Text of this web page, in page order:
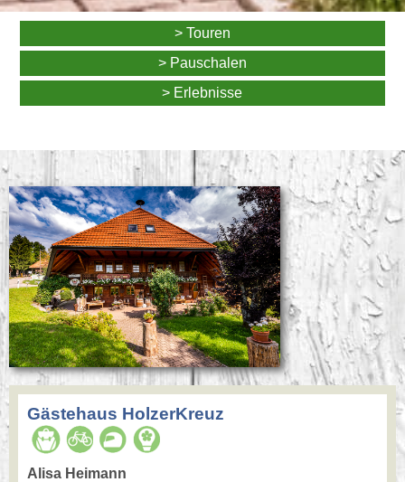
> Touren
> Pauschalen
> Erlebnisse
Gästehaus HolzerKreuz
Alisa Heimann